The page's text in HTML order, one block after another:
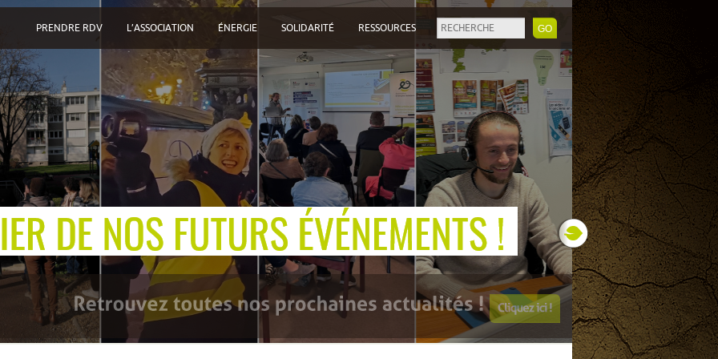
PRENDRE RDV L’ASSOCIATION ÉNERGIE SOLIDARITÉ RESSOURCES
Next